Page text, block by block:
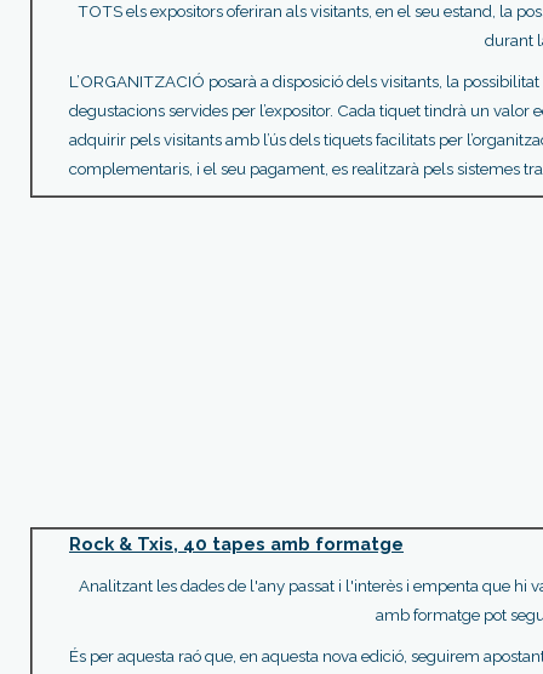
TOTS els expositors oferiran als visitants, en el seu estand, la
durant
L’ORGANITZACIÓ posarà a disposició dels visitants, la
degustacions servides per l’expositor. Cada tiquet tindrà un valor
adquirir pels visitants amb l’ús dels tiquets facilitats per
complementaris, i el seu pagament, es realitzarà pels sistemes
Rock & Txis, 40 tapes amb formatge
Analitzant les dades de l'any passat i l'interès i empenta que hi
amb formatge pot
És per aquesta raó que, en aquesta nova edició, seguirem